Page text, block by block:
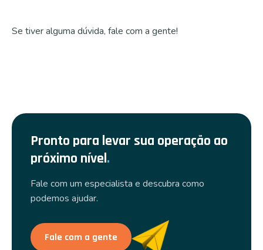
Se tiver alguma dúvida, fale com a gente!
Pronto para levar sua operação ao
próximo nível.
Fale com um especialista e descubra como
podemos ajudar.
Fale com a gente